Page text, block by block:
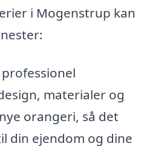
i Mogenstrup kan
professionel
materialer og
orangeri, så det
din ejendom og dine